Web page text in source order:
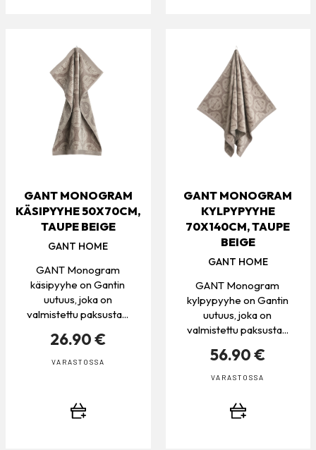
GANT MONOGRAM
KÄSIPYYHE 50X70CM,
TAUPE BEIGE
GANT HOME
GANT Monogram
käsipyyhe on Gantin
uutuus, joka on
valmistettu paksusta...
26.90 €
VARASTOSSA
GANT MONOGRAM
KYLPYPYYHE
70X140CM, TAUPE
BEIGE
GANT HOME
GANT Monogram
kylpypyyhe on Gantin
uutuus, joka on
valmistettu paksusta...
56.90 €
VARASTOSSA